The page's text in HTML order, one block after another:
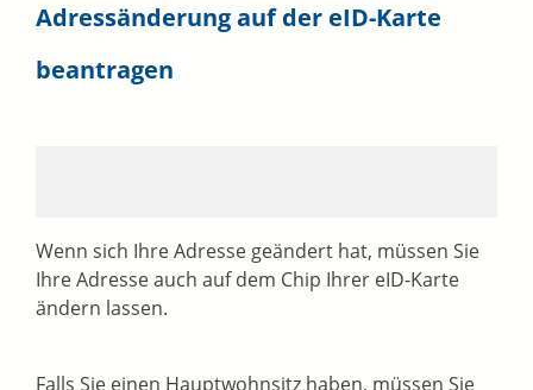
Adressänderung auf der eID-Karte
beantragen
Wenn sich Ihre Adresse geändert hat, müssen Sie
Ihre Adresse auch auf dem Chip Ihrer eID-Karte
ändern lassen.
Falls Sie einen Hauptwohnsitz haben, müssen Sie